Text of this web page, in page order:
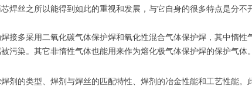
焊丝之所以能得到如此的重视和发展，与它自身的很多特点是分不
多采用二氧化碳气体保护焊和氧化性混合气体保护焊，其中惰性
污染。其它非惰性气体也能用来作为熔化极气体保护焊的保护气体。
的类型、焊剂与焊丝的匹配特性、焊剂的冶金性能和工艺性能。